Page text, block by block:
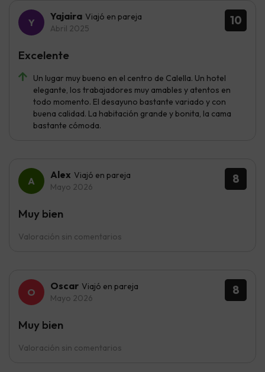
10
Yajaira Viajó en pareja
Abril 2025
Un lugar muy bueno en el centro de Calella. Un hotel
elegante, los trabajadores muy amables y atentos en
todo momento. El desayuno bastante variado y con
buena calidad. La habitación grande y bonita, la cama
bastante cómoda.
Excelente
8
Alex Viajó en pareja
Mayo 2026
Valoración sin comentarios
Muy bien
8
Oscar Viajó en pareja
Mayo 2026
Valoración sin comentarios
Muy bien